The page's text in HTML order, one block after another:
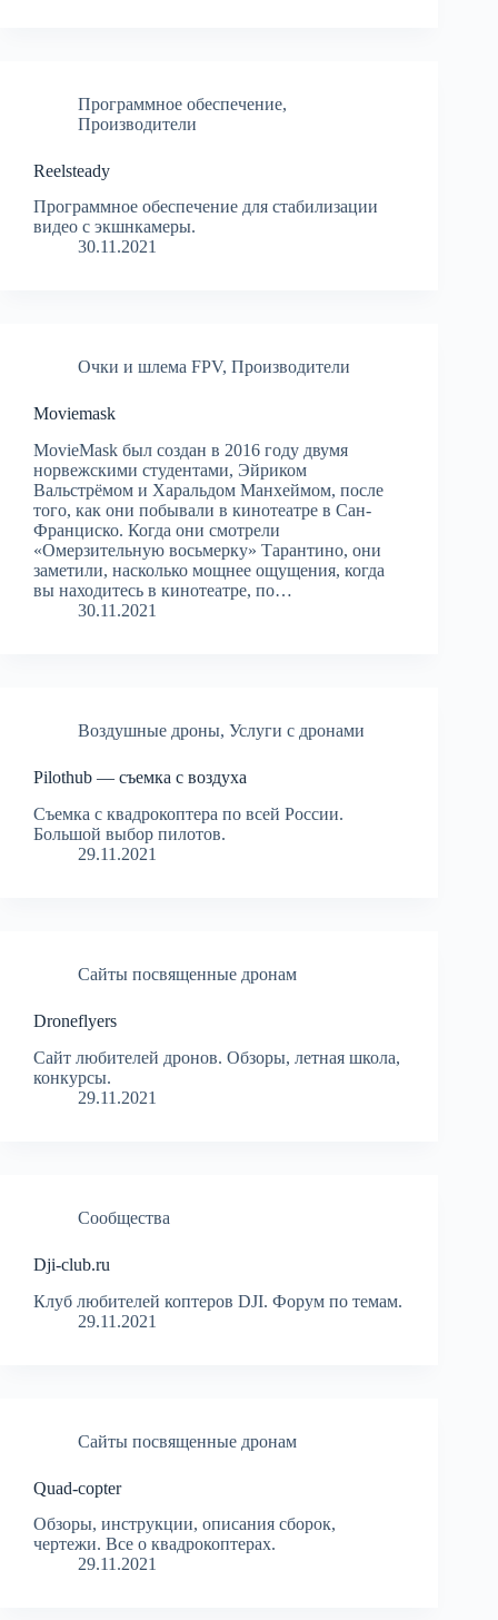
Программное обеспечение,
Производители
Reelsteady
Программное обеспечение для стабилизации
видео с экшнкамеры.
30.11.2021
Очки и шлема FPV, Производители
Moviemask
MovieMask был создан в 2016 году двумя
норвежскими студентами, Эйриком
Вальстрёмом и Харальдом Манхеймом, после
того, как они побывали в кинотеатре в Сан-
Франциско. Когда они смотрели
«Омерзительную восьмерку» Тарантино, они
заметили, насколько мощнее ощущения, когда
вы находитесь в кинотеатре, по…
30.11.2021
Воздушные дроны, Услуги с дронами
Pilothub — cъемка с воздуха
Съемка с квадрокоптера по всей России.
Большой выбор пилотов.
29.11.2021
Сайты посвященные дронам
Droneflyers
Сайт любителей дронов. Обзоры, летная школа,
конкурсы.
29.11.2021
Сообщества
Dji-club.ru
Клуб любителей коптеров DJI. Форум по темам.
29.11.2021
Сайты посвященные дронам
Quad-copter
Обзоры, инструкции, описания сборок,
чертежи. Все о квадрокоптерах.
29.11.2021